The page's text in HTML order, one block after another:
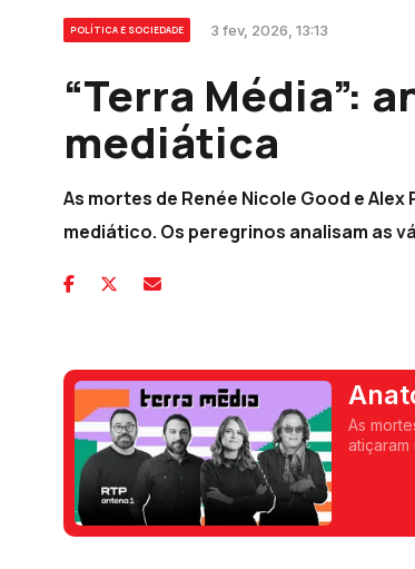
POLÍTICA E SOCIEDADE 3 fev, 2026, 13:13
“Terra Média”:
mediática
As mortes de Renée Nicole Good e
mediático. Os peregrinos analisam as
As
atiçaram